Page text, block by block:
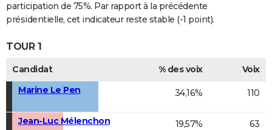
participation de 75%. Par rapport à la précédente
présidentielle, cet indicateur reste stable (-1 point).
TOUR 1
Candidat % des voix
Voix
Marine Le Pen
34,16% 110
Jean-Luc Mélenchon 19,57% 63